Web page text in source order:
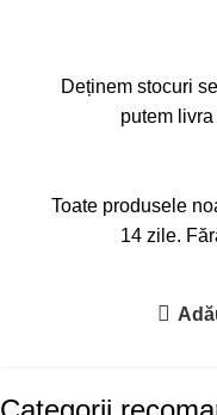
Deținem stocuri
putem
Toate produsele
14 zile.